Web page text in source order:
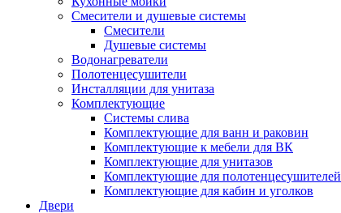
Смесители и душевые системы
Смесители
Душевые системы
Водонагреватели
Полотенцесушители
Инсталляции для унитаза
Комплектующие
Системы слива
Комплектующие для ванн и раковин
Комплектующие к мебели для ВК
Комплектующие для унитазов
Комплектующие для полотенцесушителей
Комплектующие для кабин и уголков
Двери